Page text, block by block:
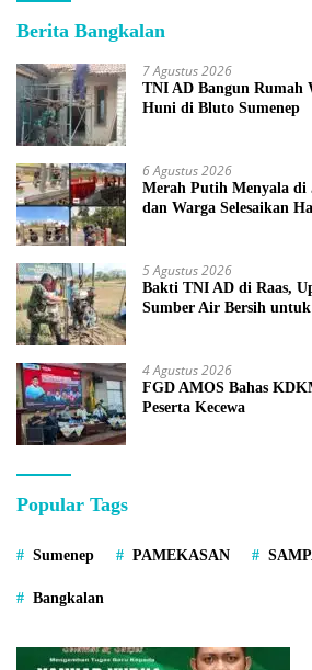
Berita Bangkalan
7 Agustus 2026
TNI AD Bangun Rumah
Huni di Bluto Sumenep
6 Agustus 2026
Merah Putih Menyala di
dan Warga Selesaikan
5 Agustus 2026
Bakti TNI AD di Raas,
Sumber Air Bersih
4 Agustus 2026
FGD AMOS Bahas
Peserta Kecewa
Popular Tags
Sumenep PAMEKASAN
Bangkalan